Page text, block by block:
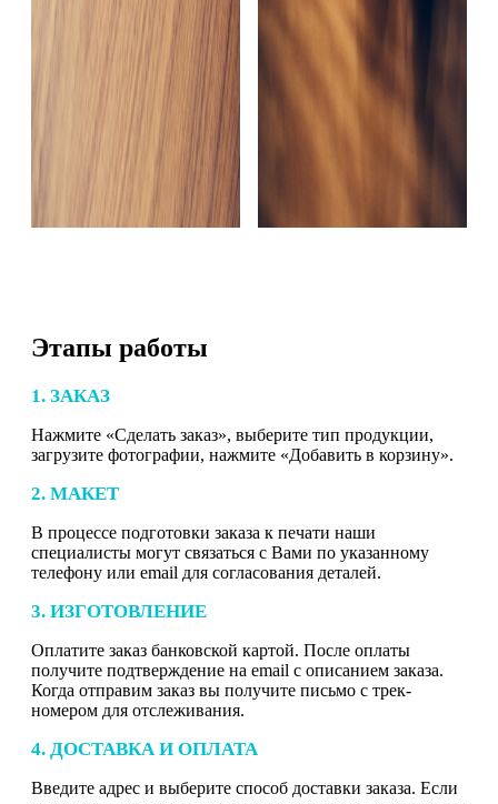
Этапы работы
1. ЗАКАЗ
Нажмите «Сделать заказ», выберите тип продукции,
загрузите фотографии, нажмите «Добавить в корзину».
2. МАКЕТ
В процессе подготовки заказа к печати наши
специалисты могут связаться с Вами по указанному
телефону или email для согласования деталей.
3. ИЗГОТОВЛЕНИЕ
Оплатите заказ банковской картой. После оплаты
получите подтверждение на email с описанием заказа.
Когда отправим заказ вы получите письмо с трек-
номером для отслеживания.
4. ДОСТАВКА И ОПЛАТА
Введите адрес и выберите способ доставки заказа. Если